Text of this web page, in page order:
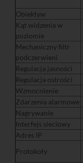
Obiektyw
Kąt widzenia w
poziomie
Mechaniczny filtr
podczerwieni
Regulacja jasności
Regulacja ostrości
Wzmocnienie
Zdarzenia alarmowe
Nagrywanie
Interfejs sieciowy
Adres IP
Protokoły